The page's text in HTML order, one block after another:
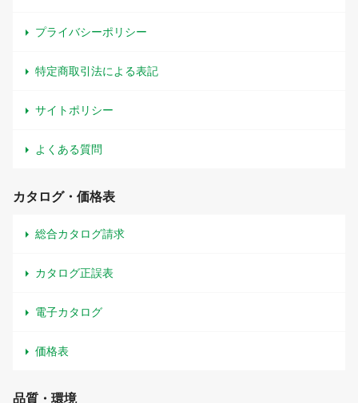
プライバシーポリシー
特定商取引法による表記
サイトポリシー
よくある質問
カタログ・価格表
総合カタログ請求
カタログ正誤表
電子カタログ
価格表
品質・環境